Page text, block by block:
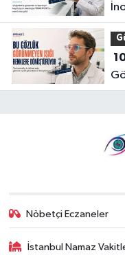
Nöbetçi Eczaneler
İstanbul Namaz